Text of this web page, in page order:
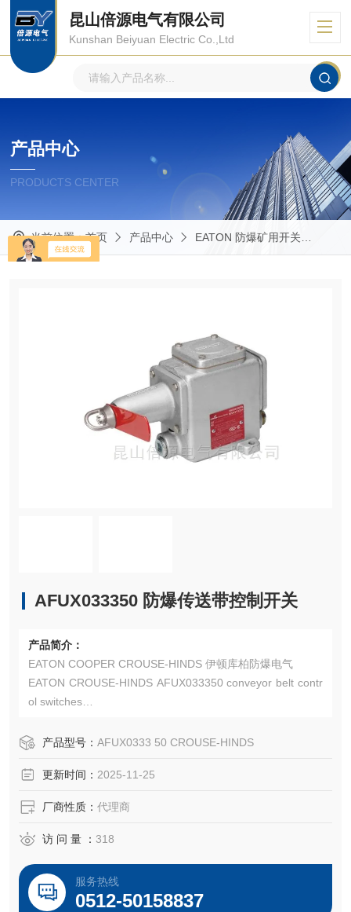
昆山倍源电气有限公司
Kunshan Beiyuan Electric Co.,Ltd
产品中心
PRODUCTS CENTER
当前位置：首页 产品中心 EATON 防爆矿用开关
AFUX033350 防爆传送带控制开关
产品简介：
EATON COOPER CROUSE-HINDS 伊顿库柏防爆电气
EATON CROUSE-HINDS AFUX033350 conveyor belt contr
ol switches
关
Co.,Ltd
产品型号： AFUX0333 50 CROUSE-HINDS
更新时间： 2025-11-25
厂商性质： 代理商
访 问 量 ： 318
服务热线
0512-50158837